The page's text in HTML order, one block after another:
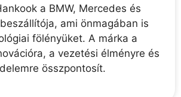
a BMW, Mercedes és
ami önmagában is
fölényüket. A márka a
a vezetési élményre és
összpontosít.